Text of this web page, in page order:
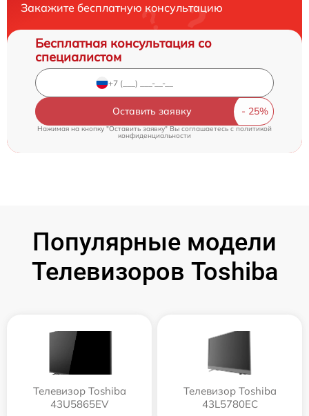
Закажите бесплатную консультацию
Бесплатная консультация со
специалистом
Оставить заявку
Нажимая на кнопку "Оставить заявку" Вы соглашаетесь c политикой
конфиденциальности
Популярные модели
Телевизоров Toshiba
Телевизор Toshiba
43U5865EV
Телевизор Toshiba
43L5780EC